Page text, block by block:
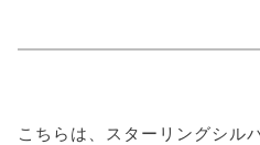
こちらは、スターリングシル